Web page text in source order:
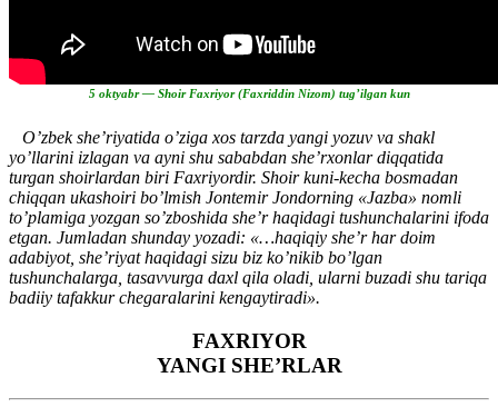
5 oktyabr — Shoir Faxriyor (Faxriddin Nizom) tug’ilgan kun
O’zbek she’riyatida o’ziga xos tarzda yangi yozuv va shakl
yo’llarini izlagan va ayni shu sababdan she’rxonlar diqqatida
turgan shoirlardan biri Faxriyordir. Shoir kuni-kecha bosmadan
chiqqan ukashoiri bo’lmish Jontemir Jondorning «Jazba» nomli
to’plamiga yozgan so’zboshida she’r haqidagi tushunchalarini ifoda
etgan. Jumladan shunday yozadi: «…haqiqiy she’r har doim
adabiyot, she’riyat haqidagi sizu biz ko’nikib bo’lgan
tushunchalarga, tasavvurga daxl qila oladi, ularni buzadi shu tariqa
badiiy tafakkur chegaralarini kengaytiradi».
FAXRIYOR
YANGI SHE’RLAR